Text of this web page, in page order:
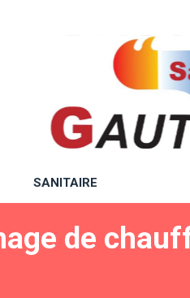
SANITAIRE
de